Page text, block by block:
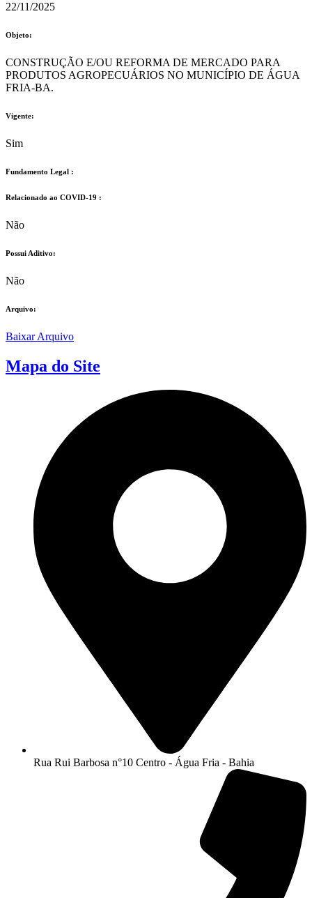
22/11/2025
Objeto:
CONSTRUÇÃO E/OU REFORMA DE MERCADO PARA
PRODUTOS AGROPECUÁRIOS NO MUNICÍPIO DE ÁGUA
FRIA-BA.
Vigente:
Sim
Fundamento Legal :​
Relacionado ao COVID-19 :​
Não
Possui Aditivo:​
Não
Arquivo:
Baixar Arquivo
Mapa do Site
Rua Rui Barbosa n°10 Centro - Água Fria - Bahia